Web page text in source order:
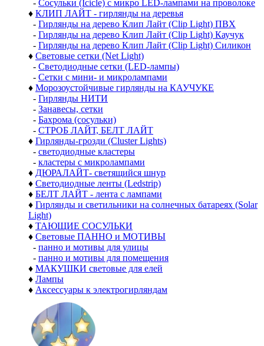
- Сосульки (Icicle) с микро LED-лампами на проволоке
♦ КЛИП ЛАЙТ - гирлянды на деревья
- Гирлянды на дерево Клип Лайт (Clip Light) ПВХ
- Гирлянды на дерево Клип Лайт (Clip Light) Каучук
- Гирлянды на дерево Клип Лайт (Clip Light) Силикон
♦ Световые сетки (Net Light)
- Светодиодные сетки (LED-лампы)
- Сетки с мини- и микролампами
♦ Морозоустойчивые гирлянды на КАУЧУКЕ
- Гирлянды НИТИ
- Занавесы, сетки
- Бахрома (сосульки)
- СТРОБ ЛАЙТ, БЕЛТ ЛАЙТ
♦ Гирлянды-грозди (Cluster Lights)
- светодиодные кластеры
- кластеры с микролампами
♦ ДЮРАЛАЙТ- светящийся шнур
♦ Светодиодные ленты (Ledstrip)
♦ БЕЛТ ЛАЙТ - лента с лампами
♦ Гирлянды и светильники на солнечных батареях (Solar
Light)
♦ ТАЮЩИЕ СОСУЛЬКИ
♦ Световые ПАННО и МОТИВЫ
- панно и мотивы для улицы
- панно и мотивы для помещения
♦ МАКУШКИ световые для елей
♦ Лампы
♦ Аксессуары к электрогирляндам